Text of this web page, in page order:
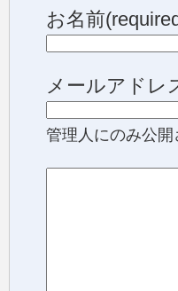
お名前
メールアドレ
管理人にのみ公開